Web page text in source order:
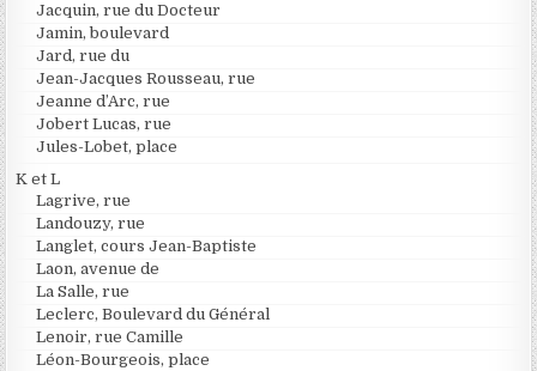
Jacquin, rue du Docteur
Jamin, boulevard
Jard, rue du
Jean-Jacques Rousseau, rue
Jeanne d’Arc, rue
Jobert Lucas, rue
Jules-Lobet, place
K et L
Lagrive, rue
Landouzy, rue
Langlet, cours Jean-Baptiste
Laon, avenue de
La Salle, rue
Leclerc, Boulevard du Général
Lenoir, rue Camille
Léon-Bourgeois, place